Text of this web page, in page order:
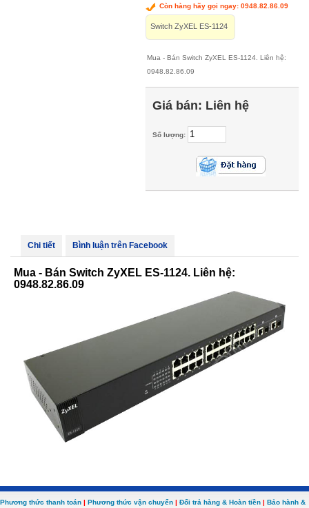
Còn hàng hãy gọi ngay: 0948.82.86.09
Switch ZyXEL ES-1124
Mua - Bán Switch ZyXEL ES-1124. Liên hệ:
0948.82.86.09
Giá bán: Liên hệ
Số lượng:
Chi tiết Bình luận trên Facebook
Mua - Bán Switch ZyXEL ES-1124. Liên hệ:
0948.82.86.09
Phương thức thanh toán | Phương thức vận chuyển | Đổi trả hàng & Hoàn tiền | Bảo hành &